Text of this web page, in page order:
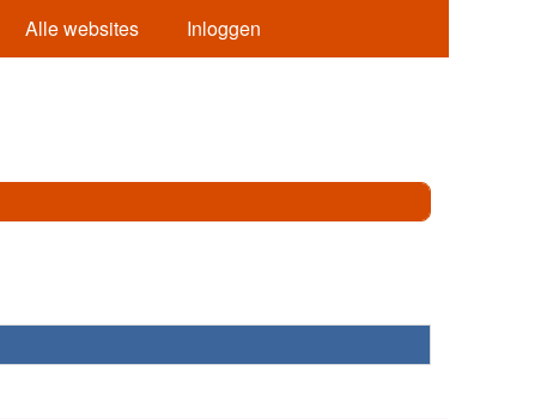
Alle websites Inloggen